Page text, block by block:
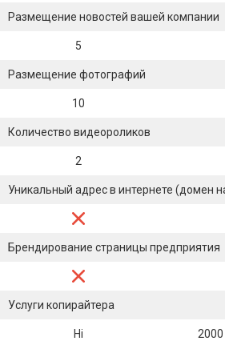
Размещение новостей вашей компании
5
Размещение фотографий
10
Количество видеороликов
2
Уникальный адрес в интернете (домен
Брендирование страницы предприятия
Услуги копирайтера
Ні 2000